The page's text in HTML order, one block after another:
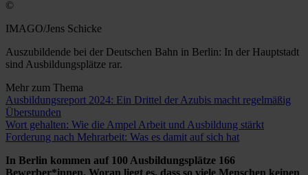
©
IMAGO/Jens Schicke
Auszubildende bei der Deutschen Bahn in Berlin: In der Hauptstadt
sind Ausbildungsplätze rar.
Mehr zum Thema
Ausbildungsreport 2024: Ein Drittel der Azubis macht regelmäßig
Überstunden
Wort gehalten: Wie die Ampel Arbeit und Ausbildung stärkt
Forderung nach Mehrarbeit: Was es damit auf sich hat
In Berlin kommen auf 100 Ausbildungsplätze 166